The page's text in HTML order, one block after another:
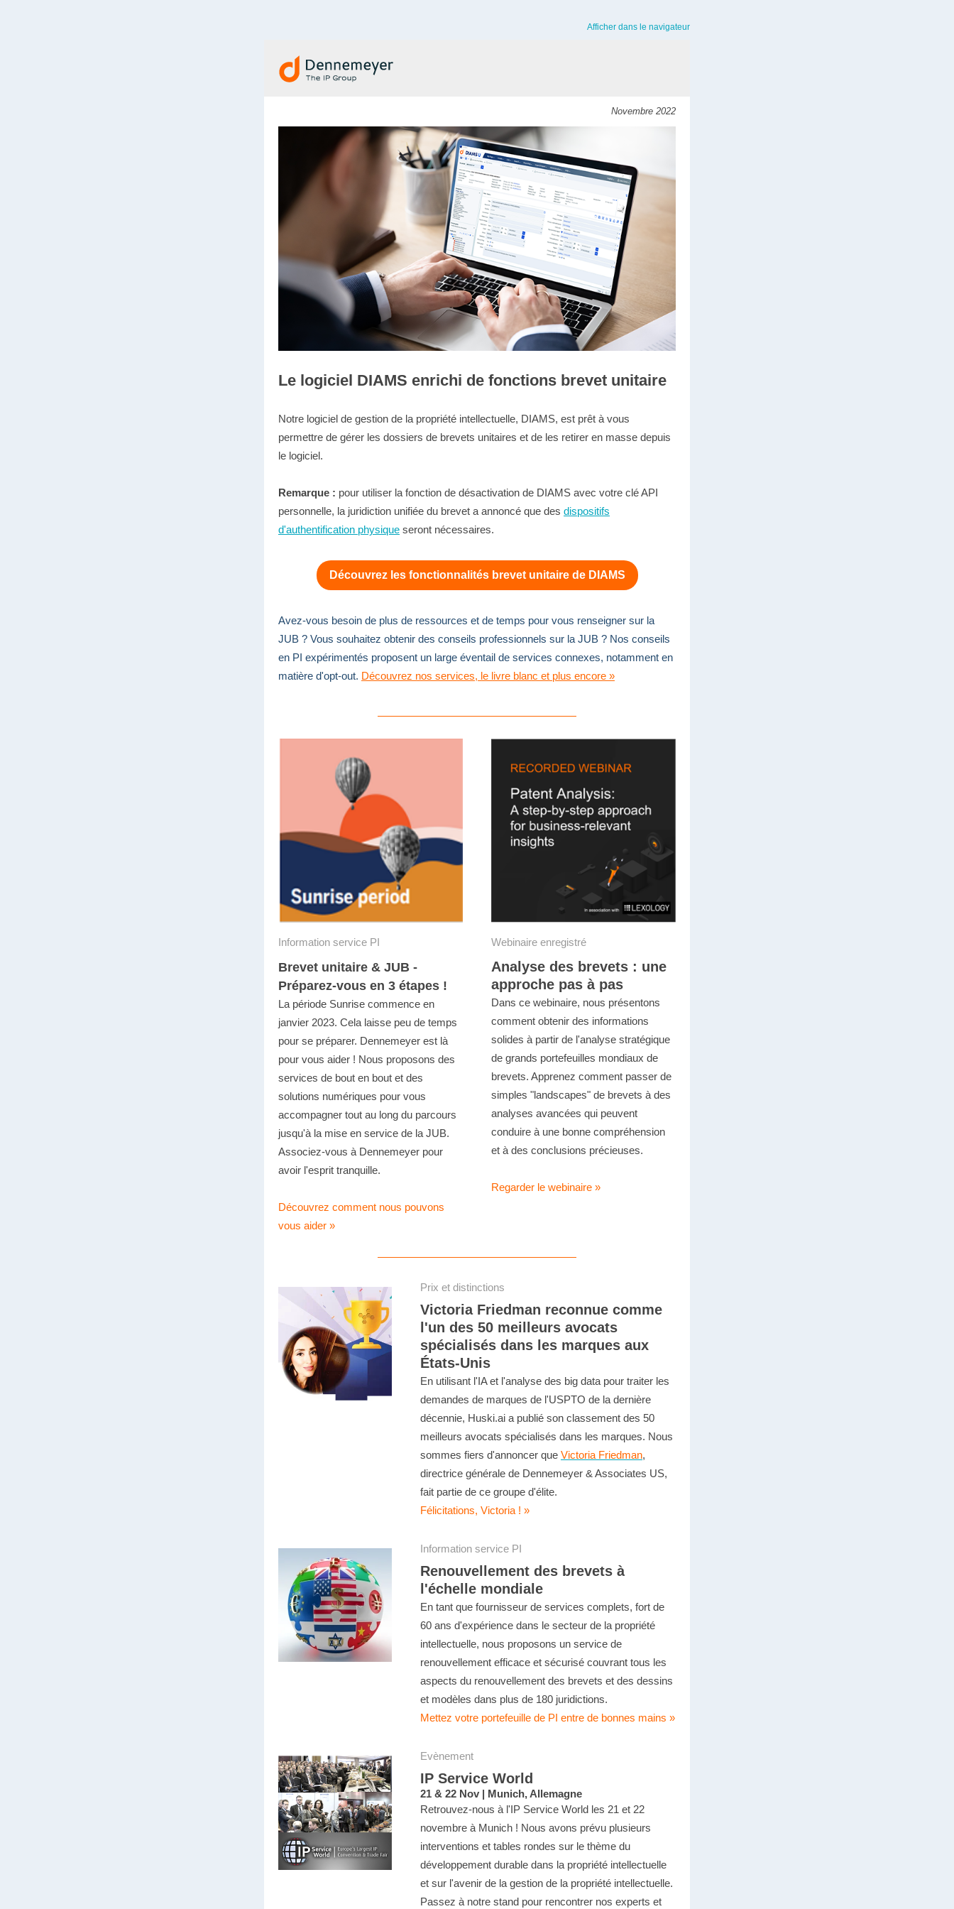
Afficher dans le navigateur
Novembre 2022
Le logiciel DIAMS enrichi de fonctions brevet unitaire
Notre logiciel de gestion de la propriété intellectuelle, DIAMS, est prêt à vous
permettre de gérer les dossiers de brevets unitaires et de les retirer en masse depuis
le logiciel.
Remarque : pour utiliser la fonction de désactivation de DIAMS avec votre clé API
personnelle, la juridiction unifiée du brevet a annoncé que des dispositifs
d'authentification physique seront nécessaires.
Découvrez les fonctionnalités brevet unitaire de DIAMS
Avez-vous besoin de plus de ressources et de temps pour vous renseigner sur la
JUB ? Vous souhaitez obtenir des conseils professionnels sur la JUB ? Nos conseils
en PI expérimentés proposent un large éventail de services connexes, notamment en
matière d'opt-out. Découvrez nos services, le livre blanc et plus encore »
Information service PI
Brevet unitaire & JUB -
Préparez-vous en 3 étapes !
La période Sunrise commence en
janvier 2023. Cela laisse peu de temps
pour se préparer. Dennemeyer est là
pour vous aider ! Nous proposons des
services de bout en bout et des
solutions numériques pour vous
accompagner tout au long du parcours
jusqu'à la mise en service de la JUB.
Associez-vous à Dennemeyer pour
avoir l'esprit tranquille.
Découvrez comment nous pouvons
vous aider »
Webinaire enregistré
Analyse des brevets : une
approche pas à pas
Dans ce webinaire, nous présentons
comment obtenir des informations
solides à partir de l'analyse stratégique
de grands portefeuilles mondiaux de
brevets. Apprenez comment passer de
simples "landscapes" de brevets à des
analyses avancées qui peuvent
conduire à une bonne compréhension
et à des conclusions précieuses.
Regarder le webinaire »
Prix et distinctions
Victoria Friedman reconnue comme
l'un des 50 meilleurs avocats
spécialisés dans les marques aux
États-Unis
En utilisant l'IA et l'analyse des big data pour traiter les
demandes de marques de l'USPTO de la dernière
décennie, Huski.ai a publié son classement des 50
meilleurs avocats spécialisés dans les marques. Nous
sommes fiers d'annoncer que Victoria Friedman,
directrice générale de Dennemeyer & Associates US,
fait partie de ce groupe d'élite.
Félicitations, Victoria ! »
Information service PI
Renouvellement des brevets à
l'échelle mondiale
En tant que fournisseur de services complets, fort de
60 ans d'expérience dans le secteur de la propriété
intellectuelle, nous proposons un service de
renouvellement efficace et sécurisé couvrant tous les
aspects du renouvellement des brevets et des dessins
et modèles dans plus de 180 juridictions.
Mettez votre portefeuille de PI entre de bonnes mains »
Evènement
IP Service World
21 & 22 Nov | Munich, Allemagne
Retrouvez-nous à l'IP Service World les 21 et 22
novembre à Munich ! Nous avons prévu plusieurs
interventions et tables rondes sur le thème du
développement durable dans la propriété intellectuelle
et sur l'avenir de la gestion de la propriété intellectuelle.
Passez à notre stand pour rencontrer nos experts et